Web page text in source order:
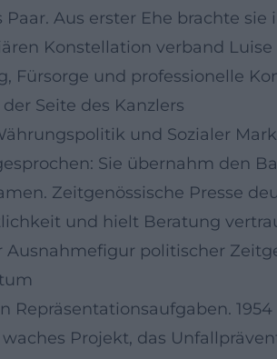
Aus erster Ehe brachte
Konstellation verband
Fürsorge und professionelle
Seite des Kanzlers
und Sozialer
Sie übernahm den
Zeitgenössische Presse
und hielt Beratung
politischer
Repräsentationsaufgaben.
Projekt, das